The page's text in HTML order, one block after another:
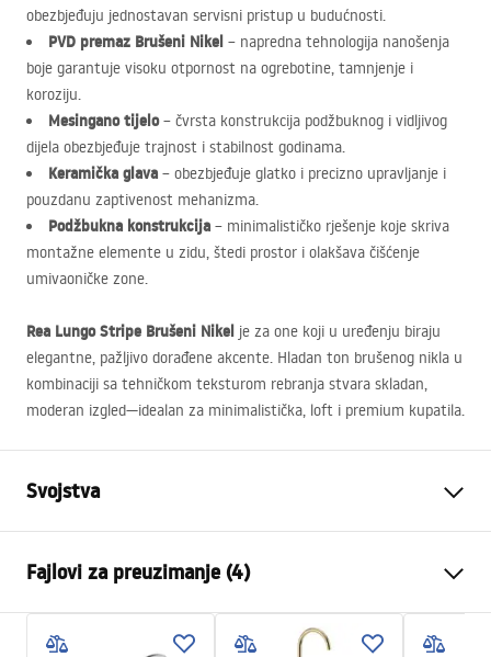
obezbjeđuju jednostavan servisni pristup u budućnosti.
PVD premaz Brušeni Nikel – napredna tehnologija nanošenja
boje garantuje visoku otpornost na ogrebotine, tamnjenje i
koroziju.
Mesingano tijelo– čvrsta konstrukcija podžbuknog i vidljivog
dijela obezbjeđuje trajnost i stabilnost godinama.
Keramička glava – obezbjeđuje glatko i precizno upravljanje i
pouzdanu zaptivenost mehanizma.
Podžbukna konstrukcija – minimalističko rješenje koje skriva
montažne elemente u zidu, štedi prostor i olakšava čišćenje
umivaoničke zone.
Rea Lungo Stripe Brušeni Nikel je za one koji u uređenju biraju
elegantne, pažljivo dorađene akcente. Hladan ton brušenog nikla u
kombinaciji sa tehničkom teksturom rebranja stvara skladan,
moderan izgled—idealan za minimalistička, loft i premium kupatila.
Svojstva
Način montaže
Boja
Četkani čelik
Fajlovi za preuzimanje (4)
Montažne upute